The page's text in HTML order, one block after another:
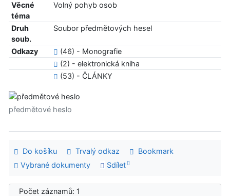
Věcné
téma
Volný pohyb osob
Druh
soub.
Soubor předmětových hesel
Odkazy
(46) - Monografie
(2) - elektronická kniha
(53) - ČLÁNKY
předmětové heslo
Do košíku Trvalý odkaz
Bookmark
Vybrané dokumenty
Sdílet
Počet záznamů: 1